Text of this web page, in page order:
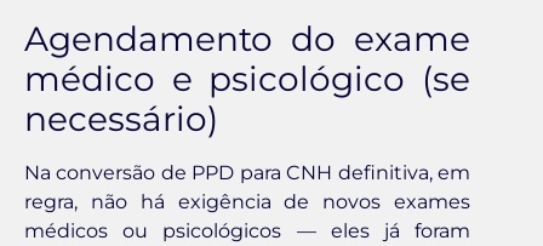
Agendamento do exame
médico e psicológico (se
necessário)
Na conversão de PPD para CNH definitiva, em
regra, não há exigência de novos exames
médicos ou psicológicos — eles já foram